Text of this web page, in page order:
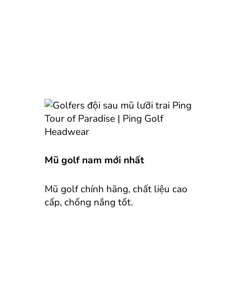
Mũ golf nam mới nhất
Mũ golf chính hãng, chất liệu cao
cấp, chống nắng tốt.